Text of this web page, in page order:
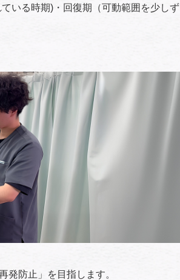
いる時期)・回復期（可動範囲を少しず
発防止」を目指します。